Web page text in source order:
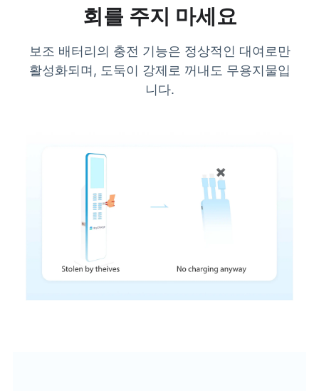
회를 주지 마세요
보조 배터리의 충전 기능은 정상적인 대여로만
활성화되며, 도둑이 강제로 꺼내도 무용지물입
니다.